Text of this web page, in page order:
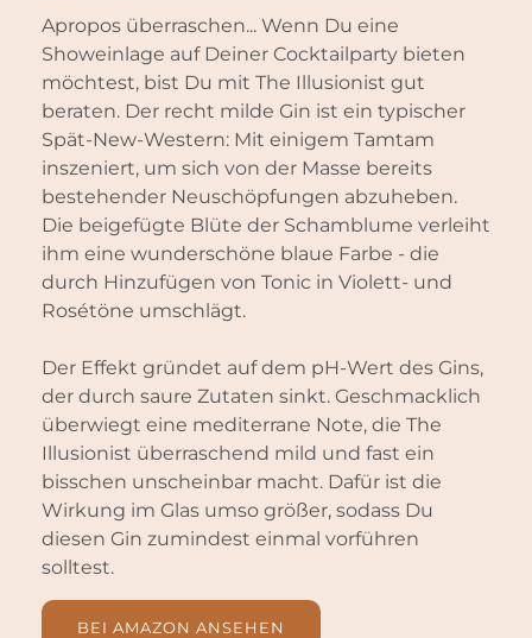
Apropos überraschen... Wenn Du eine
Showeinlage auf Deiner Cocktailparty bieten
möchtest, bist Du mit The Illusionist gut
beraten. Der recht milde Gin ist ein typischer
Spät-New-Western: Mit einigem Tamtam
inszeniert, um sich von der Masse bereits
bestehender Neuschöpfungen abzuheben.
Die beigefügte Blüte der Schamblume verleiht
ihm eine wunderschöne blaue Farbe - die
durch Hinzufügen von Tonic in Violett- und
Rosétöne umschlägt.
Der Effekt gründet auf dem pH-Wert des Gins,
der durch saure Zutaten sinkt. Geschmacklich
überwiegt eine mediterrane Note, die The
Illusionist überraschend mild und fast ein
bisschen unscheinbar macht. Dafür ist die
Wirkung im Glas umso größer, sodass Du
diesen Gin zumindest einmal vorführen
solltest.
BEI AMAZON ANSEHEN